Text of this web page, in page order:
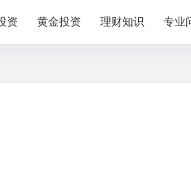
资 黄金投资 理财知识 专业